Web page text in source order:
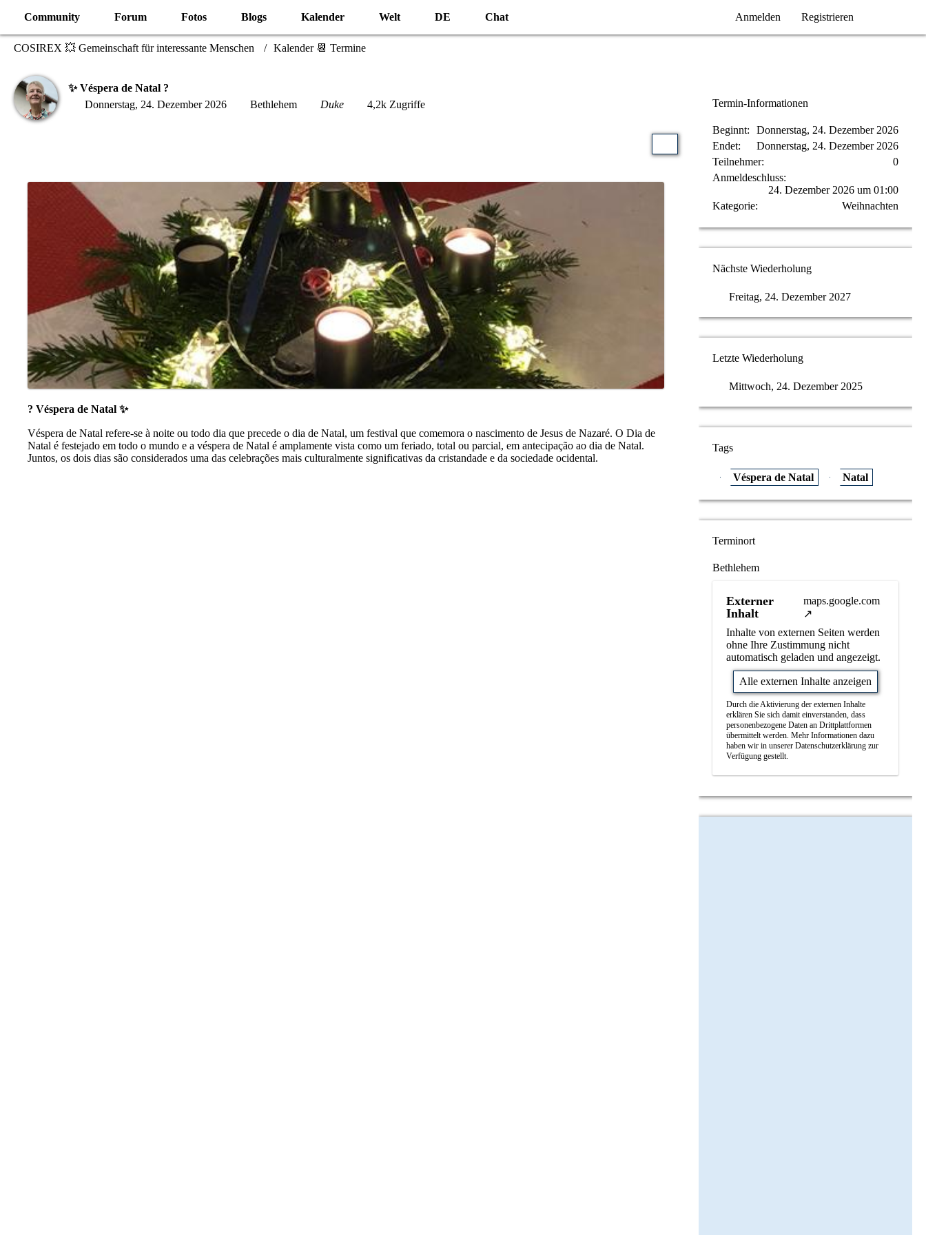
Community Forum Fotos Blogs Kalender Welt DE Chat Anmelden Registrieren
COSIREX 💥 Gemeinschaft für interessante Menschen Kalender 📆 Termine
✨ Véspera de Natal ?
Donnerstag, 24. Dezember 2026
Bethlehem Duke 4,2k Zugriffe
? Véspera de Natal ✨
Véspera de Natal refere-se à noite ou todo dia que precede o dia de Natal, um festival que comemora o nascimento de Jesus de Nazaré. O Dia de
Natal é festejado em todo o mundo e a véspera de Natal é amplamente vista como um feriado, total ou parcial, em antecipação ao dia de Natal.
Juntos, os dois dias são considerados uma das celebrações mais culturalmente significativas da cristandade e da sociedade ocidental.
Termin-Informationen
Beginnt
Donnerstag, 24. Dezember 2026
Endet
Donnerstag, 24. Dezember 2026
Teilnehmer
0
Anmeldeschluss
24. Dezember 2026 um 01:00
Kategorie
Weihnachten
Nächste Wiederholung
Freitag, 24. Dezember 2027
Letzte Wiederholung
Mittwoch, 24. Dezember 2025
Tags
Véspera de Natal Natal
Terminort
Bethlehem
Externer
Inhalt
maps.google.com
Inhalte von externen Seiten werden
ohne Ihre Zustimmung nicht
automatisch geladen und angezeigt.
Alle externen Inhalte anzeigen
Durch die Aktivierung der externen Inhalte
erklären Sie sich damit einverstanden, dass
personenbezogene Daten an Drittplattformen
übermittelt werden. Mehr Informationen dazu
haben wir in unserer Datenschutzerklärung zur
Verfügung gestellt.